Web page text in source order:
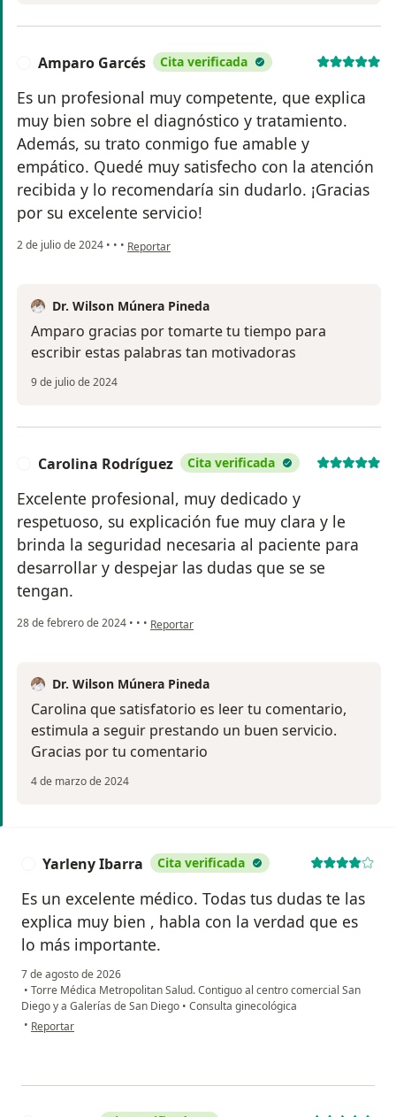
Amparo Garcés Cita verificada
Es un profesional muy competente, que explica
muy bien sobre el diagnóstico y tratamiento.
Además, su trato conmigo fue amable y
empático. Quedé muy satisfecho con la atención
recibida y lo recomendaría sin dudarlo. ¡Gracias
por su excelente servicio!
2 de julio de 2024 • • • en opinión del usuario Amparo Garcés
Reportar
Dr. Wilson Múnera Pineda
Amparo gracias por tomarte tu tiempo para
escribir estas palabras tan motivadoras
9 de julio de 2024
Carolina Rodríguez Cita verificada
Excelente profesional, muy dedicado y
respetuoso, su explicación fue muy clara y le
brinda la seguridad necesaria al paciente para
desarrollar y despejar las dudas que se se
tengan.
28 de febrero de 2024 • • • en opinión del usuario Carolina Rodríguez
Reportar
Dr. Wilson Múnera Pineda
Carolina que satisfatorio es leer tu comentario,
estimula a seguir prestando un buen servicio.
Gracias por tu comentario
4 de marzo de 2024
Yarleny Ibarra Cita verificada
Es un excelente médico. Todas tus dudas te las
explica muy bien , habla con la verdad que es
lo más importante.
7 de agosto de 2026
• Torre Médica Metropolitan Salud. Contiguo al centro comercial San
Diego y a Galerías de San Diego • Consulta ginecológica
• en opinión del usuario Yarleny Ibarra
Reportar